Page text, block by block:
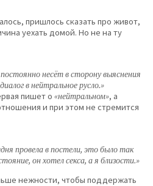
пришлось сказать про живот,
уехать домой. Но не на ту
несёт в сторону выяснения
в нейтральное русло.»
пишет о «нейтральном», а
и при этом не стремится
провела в постели, это было так
он хотел секса, а я близости.»
нежности, чтобы поддержать